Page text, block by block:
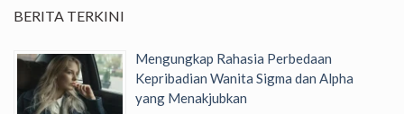
BERITA TERKINI
Mengungkap Rahasia Perbedaan
Kepribadian Wanita Sigma dan Alpha
yang Menakjubkan